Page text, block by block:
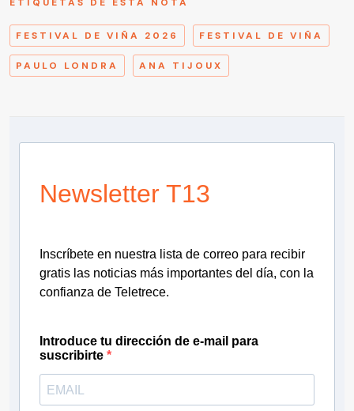
FESTIVAL DE VIÑA 2026 FESTIVAL DE VIÑA
PAULO LONDRA ANA TIJOUX
Newsletter T13
Inscríbete en nuestra lista de correo para recibir
gratis las noticias más importantes del día, con la
confianza de Teletrece.
Introduce tu dirección de e-mail para
suscribirte